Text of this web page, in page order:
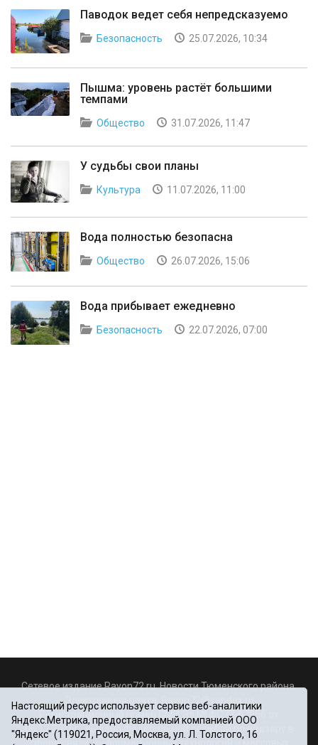
Паводок ведет себя непредсказуемо
Безопасность 25.07.2026, 10:34
Пышма: уровень растёт большими
темпами
Общество 31.07.2026, 11:47
У судьбы свои планы
Культура 11.07.2026, 11:00
Вода полностью безопасна
Общество 26.07.2026, 15:06
Вода прибывает ежедневно
Безопасность 22.07.2026, 07:00
Сетевое издание Rayon72.ru. Новости Тюменского района.
Rayon72@yandex.ru
Регистрационный номер СМИ Эл № ФС77-67956 от
06.12.2016г., выдано Федеральной службой по надзору в
Настоящий ресурс использует сервис веб-аналитики
Яндекс.Метрика, предоставляемый компанией ООО
"Яндекс" (119021, Россия, Москва, ул. Л. Толстого, 16